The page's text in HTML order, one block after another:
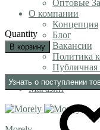
Оптовые
О компании
Концепция
Блог
Вакансии
Политика
Публичная
Контакты
Магазин
Quantity
В корзину
Узнать о поступлении